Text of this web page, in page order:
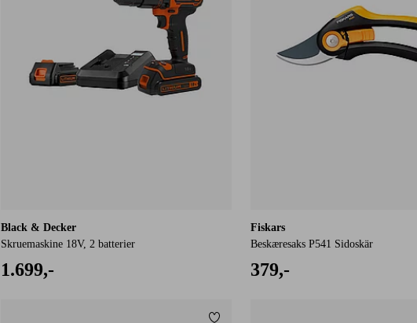
Black & Decker
Skruemaskine 18V, 2 batterier
1.699,-
Fiskars
Beskæresaks P541 Sidoskär
379,-